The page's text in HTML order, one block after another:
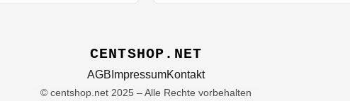
CENTSHOP.NET
AGB ImpressumKontakt
© centshop.net 2025 – Alle Rechte vorbehalten